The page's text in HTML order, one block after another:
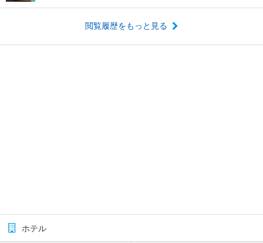
閲覧履歴をもっと見る
ホテル